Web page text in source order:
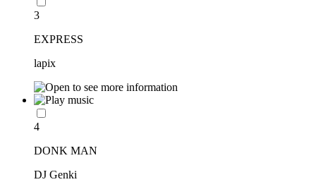
3
EXPRESS
lapix
4
DONK MAN
DJ Genki